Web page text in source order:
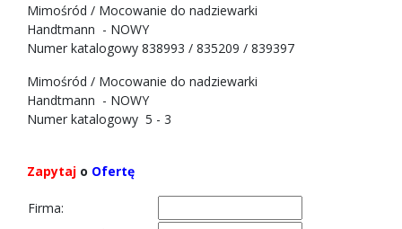
Mimośród / Mocowanie do nadziewarki
Handtmann - NOWY
Numer katalogowy 838993 / 835209 / 839397
Mimośród / Mocowanie do nadziewarki
Handtmann - NOWY
Numer katalogowy 5 - 3
Zapytaj o Ofertę
Firma: